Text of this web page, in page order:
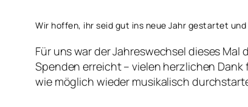
Wir hoffen, ihr seid gut ins neue Jahr gestartet
Für uns war der Jahreswechsel dieses
Spenden erreicht – vielen herzlichen
wie möglich wieder musikalisch